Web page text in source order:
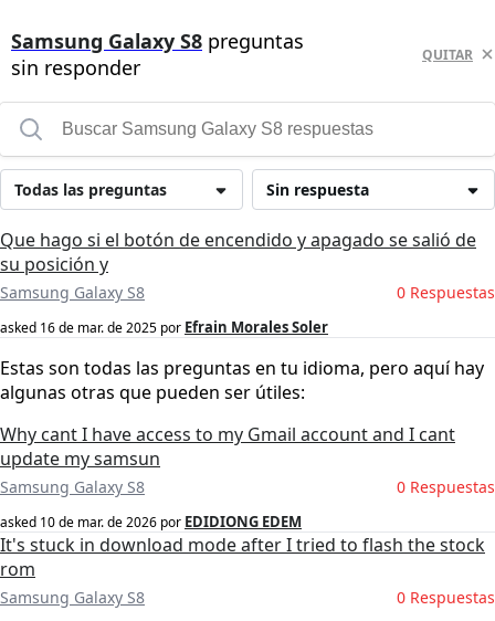
Samsung Galaxy S8 preguntas
sin responder
QUITAR
Sin respuesta
Todas las preguntas
Que hago si el botón de encendido y apagado se salió de
su posición y
Samsung Galaxy S8 0 Respuestas
asked 16 de mar. de 2025 por Efrain Morales Soler
Estas son todas las preguntas en tu idioma, pero aquí hay
algunas otras que pueden ser útiles:
Why cant I have access to my Gmail account and I cant
update my samsun
Samsung Galaxy S8 0 Respuestas
asked 10 de mar. de 2026 por EDIDIONG EDEM
It's stuck in download mode after I tried to flash the stock
rom
Samsung Galaxy S8 0 Respuestas